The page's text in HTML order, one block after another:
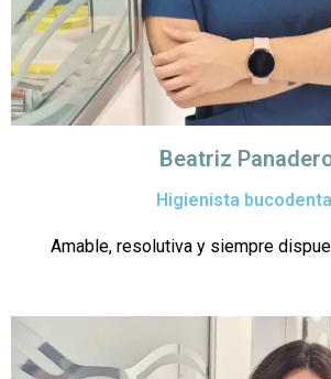
Beatriz
Higienista
Amable, resolutiva y siempre